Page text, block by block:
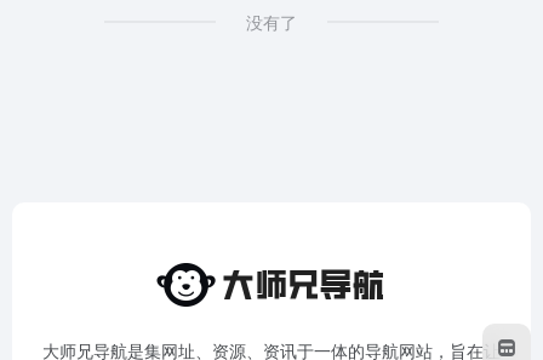
没有了
大师兄导航是集网址、资源、资讯于一体的导航网站，旨在让